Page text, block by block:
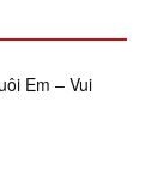
Em – Vui